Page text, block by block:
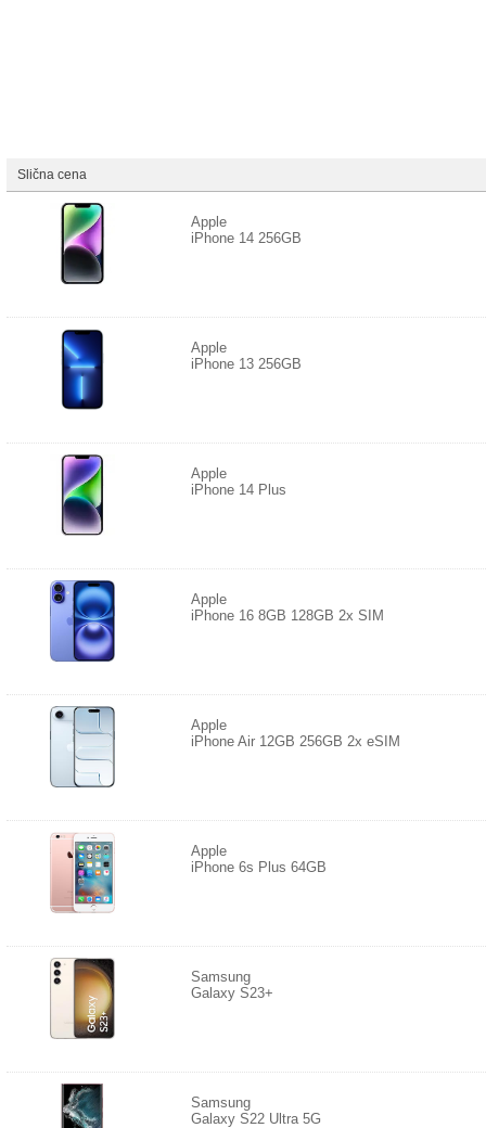
Slična cena
Apple
iPhone 14 256GB
Apple
iPhone 13 256GB
Apple
iPhone 14 Plus
Apple
iPhone 16 8GB 128GB 2x SIM
Apple
iPhone Air 12GB 256GB 2x eSIM
Apple
iPhone 6s Plus 64GB
Samsung
Galaxy S23+
Samsung
Galaxy S22 Ultra 5G